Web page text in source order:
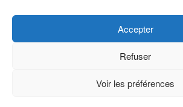
Accepter
Refuser
Voir les préférences